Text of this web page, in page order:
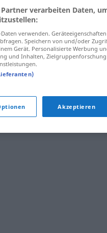
verarbeiten Daten,
verwenden.
Speichern von und/oder
Gerät. Personalisierte Werbung
und Inhalten,
Akzeptieren